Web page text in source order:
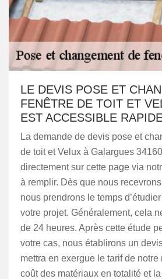
LE DEVIS POSE ET
FENÊTRE DE TOIT ET
EST ACCESSIBLE
La demande de devis pose et
de toit et Velux à Galargues
directement sur cette page via
à remplir. Dès que nous
nous prendrons le temps
votre projet. Généralement, cela
de 24 heures. Après cette étude
votre cas, nous établirons un
mettra en exergue le tarif de
coût des matériaux en totalité et